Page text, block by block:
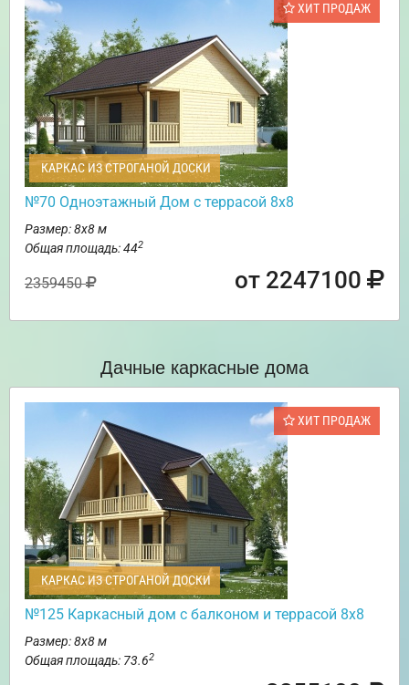
ХИТ ПРОДАЖ
КАРКАС ИЗ СТРОГАНОЙ ДОСКИ
№70 Одноэтажный Дом с террасой 8х8
Размер: 8х8 м
Общая площадь: 442
2359450 от 2247100
Дачные каркасные дома
ХИТ ПРОДАЖ
КАРКАС ИЗ СТРОГАНОЙ ДОСКИ
№125 Каркасный дом с балконом и террасой 8х8
Размер: 8х8 м
Общая площадь: 73.62